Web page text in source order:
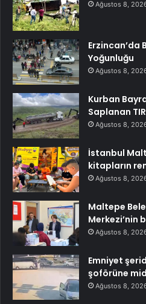
Ağustos 8,
Erzincan’da
Yoğunluğu
Ağustos 8,
Kurban
Saplanan
Ağustos 8,
İstanbul
kitapların
Ağustos 8,
Maltepe
Merkezi’nin
Ağustos 8,
Emniyet
şoförüne
Ağustos 8,